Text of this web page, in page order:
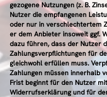
gezogene Nutzungen (z. B.
Nutzer die empfangenen
oder nur in verschlechtertem
er dem Anbieter insoweit ggf.
dazu führen, dass der Nutzer
Zahlungsverpflichtungen für
gleichwohl erfüllen muss.
Zahlungen müssen innerhalb
Frist beginnt für den Nutzer
Widerrufserklärung und für